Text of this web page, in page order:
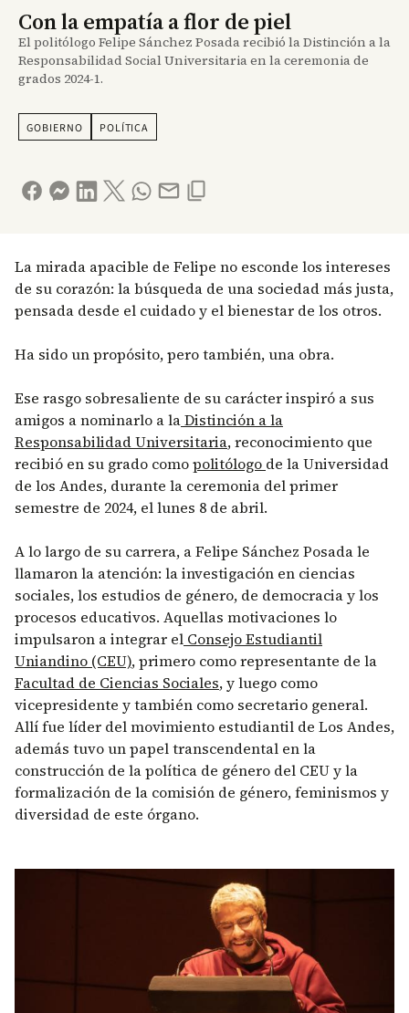
Con la empatía a flor de piel
El politólogo Felipe Sánchez Posada recibió la Distinción a la
Responsabilidad Social Universitaria en la ceremonia de
grados 2024-1.
GOBIERNO POLÍTICA
La mirada apacible de Felipe no esconde los intereses
de su corazón: la búsqueda de una sociedad más justa,
pensada desde el cuidado y el bienestar de los otros.
Ha sido un propósito, pero también, una obra.
Ese rasgo sobresaliente de su carácter inspiró a sus
amigos a nominarlo a laDistinción a la
Responsabilidad Universitaria, reconocimiento que
recibió en su grado comopolitólogo de la Universidad
de los Andes, durante la ceremonia del primer
semestre de 2024, el lunes 8 de abril.
A lo largo de su carrera, a Felipe Sánchez Posada le
llamaron la atención: la investigación en ciencias
sociales, los estudios de género, de democracia y los
procesos educativos. Aquellas motivaciones lo
impulsaron a integrar el Consejo Estudiantil
Uniandino (CEU), primero como representante de la
Facultad de Ciencias Sociales, y luego como
vicepresidente y también como secretario general.
Allí fue líder del movimiento estudiantil de Los Andes,
además tuvo un papel transcendental en la
construcción de la política de género del CEU y la
formalización de la comisión de género, feminismos y
diversidad de este órgano.